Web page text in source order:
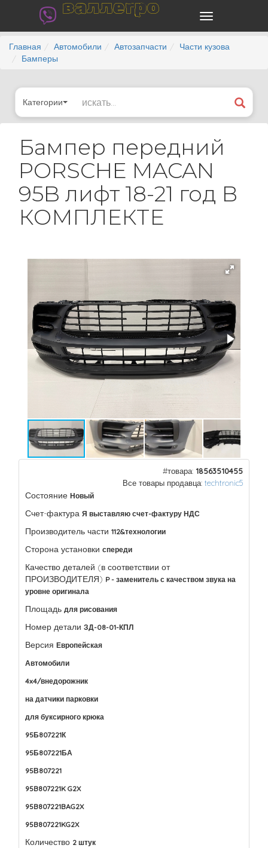
валлегро
Главная Автомобили Автозапчасти
Части кузова
Бамперы
Категории
Бампер передний
PORSCHE MACAN
95B лифт 18-21 год В
КОМПЛЕКТЕ
#товара: 18563510455
Все товары продавца: techtronic5
Состояние Новый
Счет-фактура Я выставляю счет-фактуру НДС
Производитель части 112&технологии
Сторона установки спереди
Качество деталей (в соответствии от
ПРОИЗВОДИТЕЛЯ) P - заменитель с качеством звука на
уровне оригинала
Площадь для рисования
Номер детали ЗД-08-01-КПЛ
Версия Европейская
Автомобили
4x4/внедорожник
на датчики парковки
для буксирного крюка
95Б807221К
95Б807221БА
95В807221
95B807221K G2X
95B807221BAG2X
95B807221KG2X
Количество 2 штук